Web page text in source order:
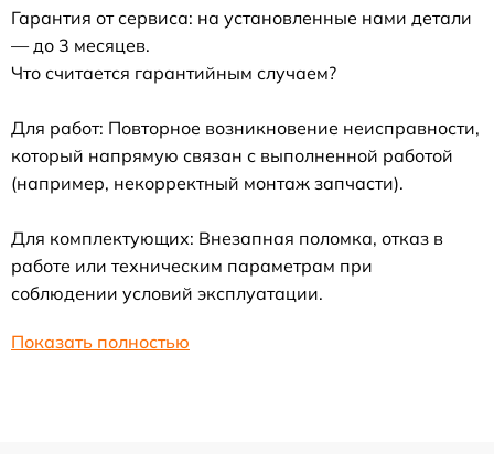
Гарантия от сервиса: на установленные нами детали
— до 3 месяцев.
Что считается гарантийным случаем?
Для работ: Повторное возникновение неисправности,
который напрямую связан с выполненной работой
(например, некорректный монтаж запчасти).
Для комплектующих: Внезапная поломка, отказ в
работе или техническим параметрам при
соблюдении условий эксплуатации.
Показать полностью